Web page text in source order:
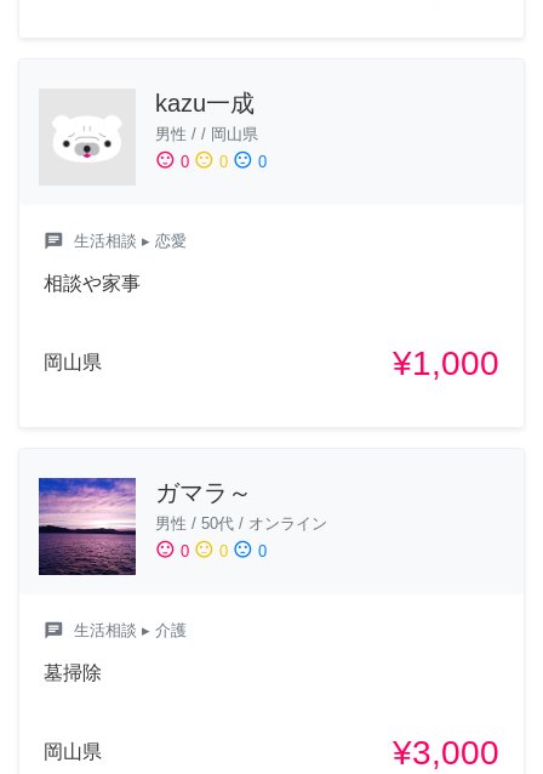
kazu一成
男性 / / 岡山県
sentiment_satisfied 0 sentiment_neutral 0 sentiment_dissatisfied 0
chat 生活相談 ▸ 恋愛
相談や家事
岡山県 ¥1,000
ガマラ～
男性 / 50代 / オンライン
sentiment_satisfied 0 sentiment_neutral 0 sentiment_dissatisfied 0
chat 生活相談 ▸ 介護
墓掃除
岡山県 ¥3,000